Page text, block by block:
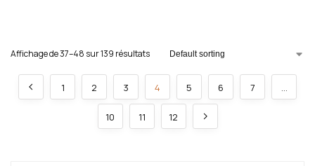
Affichage de 37–48 sur 139 résultats
1 2 3 4 5 6 7 …
10 11 12